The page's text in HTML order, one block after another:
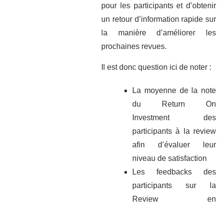
pour les participants et d’obtenir
un retour d’information rapide sur
la manière d’améliorer les
prochaines revues.
Il est donc question ici de noter :
La moyenne de la note
du Return On
Investment des
participants à la review
afin d’évaluer leur
niveau de satisfaction
Les feedbacks des
participants sur la
Review en